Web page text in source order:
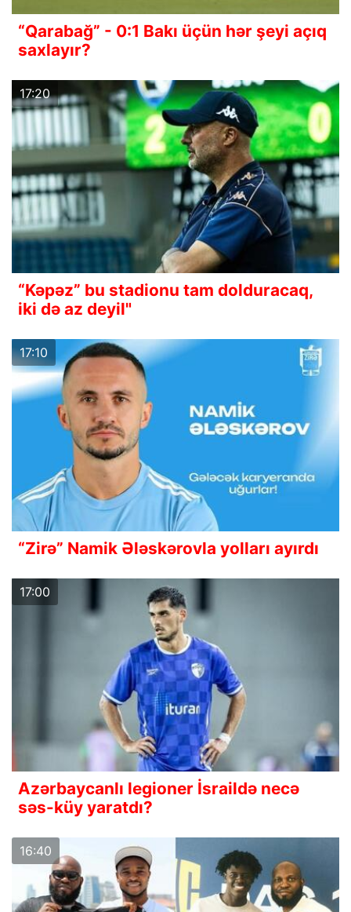
“Qarabağ” - 0:1 Bakı üçün hər şeyi açıq
saxlayır?
17:20
“Kəpəz” bu stadionu tam dolduracaq,
iki də az deyil"
17:10
“Zirə” Namik Ələskərovla yolları ayırdı
17:00
Azərbaycanlı legioner İsraildə necə
səs-küy yaratdı?
16:40